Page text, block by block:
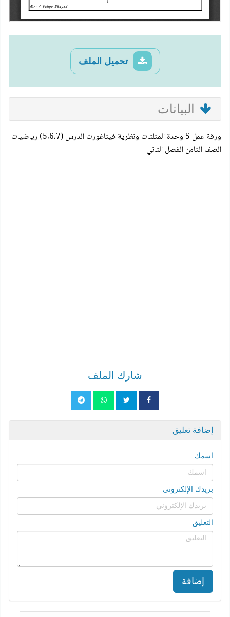
تحميل الملف
البيانات
ورقة عمل 5 وحدة المثلثات ونظرية فيثاغورث الدرس (5،6،7) رياضيات
الصف الثامن الفصل الثاني
شارك الملف
إضافة تعليق
اسمك
بريدك الإلكتروني
التعليق
إضافة